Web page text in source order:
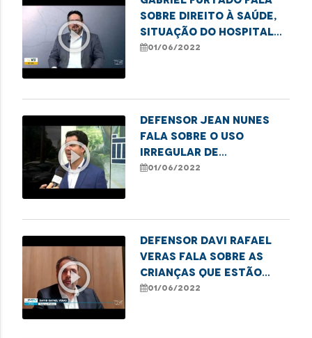
play_circle_outline
sobre direito à saúde,
situação do Hospital
da Criança, dentre
01/06/2022
play_circle_outline
Defensor Jean Nunes
fala sobre o uso
irregular de
agrotóxicos no
01/06/2022
play_circle_outline
Defensor Davi Rafael
Veras fala sobre as
crianças que estão
enfrentando
01/06/2022